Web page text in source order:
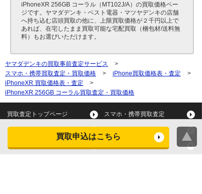
買取申込はこちら
iPhoneXR 256GB コーラル（MT102J/A）の買取価格ペー
ジです。ヤマダデンキ・ベスト電器・マツヤデンキの店舗
へ持ち込む店頭買取の他に、上限買取価格が２千円以上で
あれば、在宅したまま買取可能な宅配買取（梱包材/送料無
料）もお選びいただけます。
ヤマダデンキの買取事前査定サービス
>
スマホ・携帯買取査定・買取価格
> iPhone買取価格表・査定
>
iPhoneXR 買取価格表・査定
>
iPhoneXR 256GB コーラル買取査定・買取価格
買取査定トップページ スマホ・携帯買取査定
タブレット買取査定
スマートウォッチ買取査定